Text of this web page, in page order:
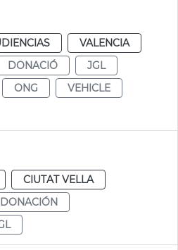
VALENCIA
DONACIÓ
JGL
ONG
VEHICLE
CIUTAT VELLA
DONACIÓN